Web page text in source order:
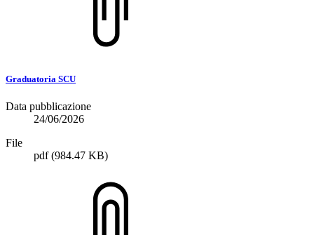
Graduatoria SCU
Data pubblicazione
24/06/2026
File
pdf(984.47 KB)